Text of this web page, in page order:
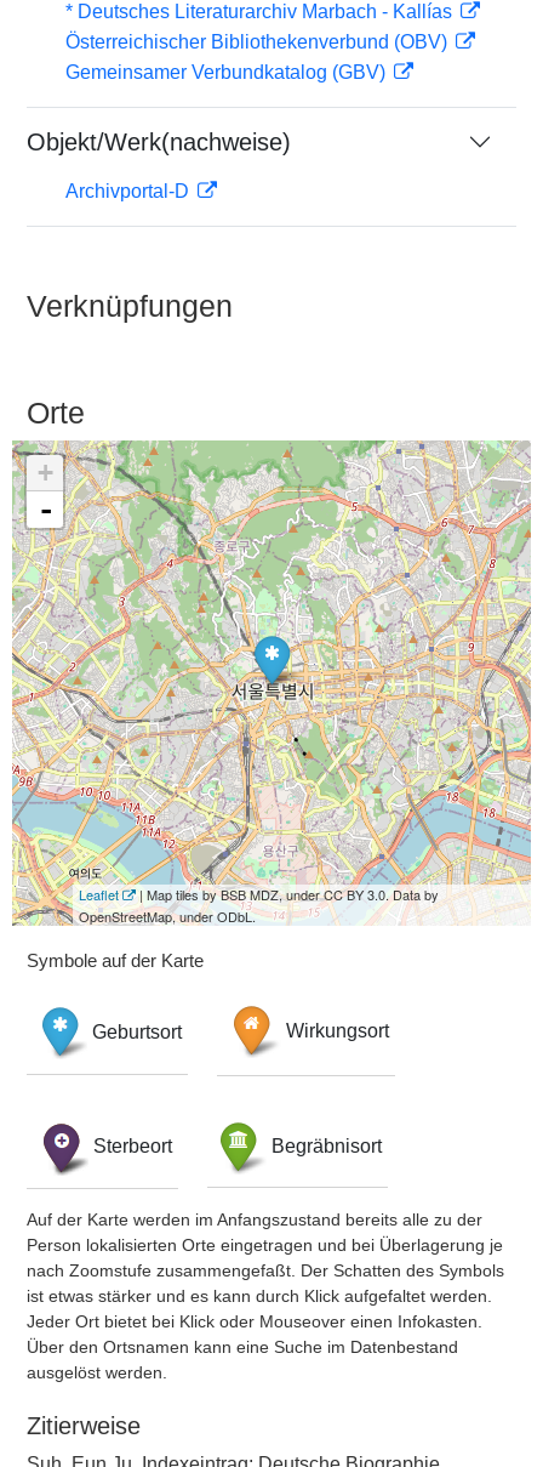
* Deutsches Literaturarchiv Marbach - Kallías
Österreichischer Bibliothekenverbund (OBV)
Gemeinsamer Verbundkatalog (GBV)
Objekt/Werk(nachweise)
Archivportal-D
Verknüpfungen
Orte
+
-
Leaflet
| Map tiles by BSB MDZ, under CC BY 3.0. Data by
OpenStreetMap, under ODbL.
Symbole auf der Karte
Geburtsort Wirkungsort
Sterbeort Begräbnisort
Auf der Karte werden im Anfangszustand bereits alle zu der
Person lokalisierten Orte eingetragen und bei Überlagerung je
nach Zoomstufe zusammengefaßt. Der Schatten des Symbols
ist etwas stärker und es kann durch Klick aufgefaltet werden.
Jeder Ort bietet bei Klick oder Mouseover einen Infokasten.
Über den Ortsnamen kann eine Suche im Datenbestand
ausgelöst werden.
Zitierweise